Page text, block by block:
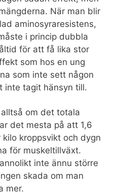
När man blir
aminosyraresistens,
i princip dubbla
för att få lika stor
som hos en ung
som inte sett någon
inte tagit hänsyn till.
om det totala
det mesta på att 1,6
kroppsvikt och dygn
för muskeltillväxt.
inte ännu större
skada om man
mer.